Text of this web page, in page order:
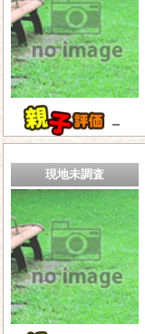
－
現地未調査